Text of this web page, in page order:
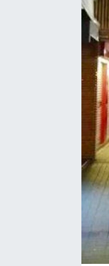
Sivil Toplum
Siyaset